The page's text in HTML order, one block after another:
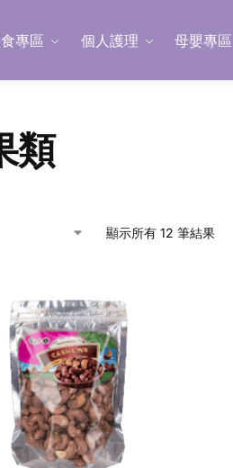
專區 個人護理 母嬰專區
類
顯示所有 12 筆結果